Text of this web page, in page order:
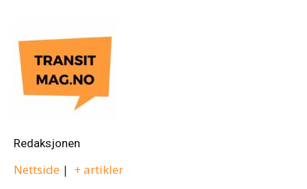
Redaksjonen
Nettside | + artikler